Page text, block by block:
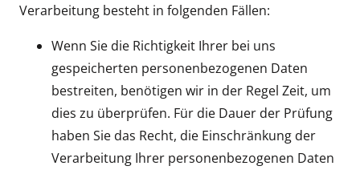
Verarbeitung besteht in folgenden Fällen:
Wenn Sie die Richtigkeit Ihrer bei uns
gespeicherten personenbezogenen Daten
bestreiten, benötigen wir in der Regel Zeit, um
dies zu überprüfen. Für die Dauer der Prüfung
haben Sie das Recht, die Einschränkung der
Verarbeitung Ihrer personenbezogenen Daten